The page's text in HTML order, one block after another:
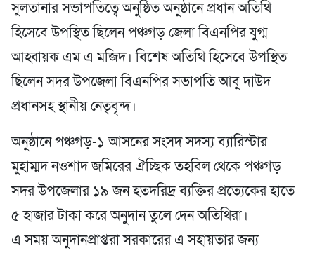
সুলতানার সভাপতিত্বে অনুষ্ঠিত অনুষ্ঠানে প্রধান অতিথি
হিসেবে উপস্থিত ছিলেন পঞ্চগড় জেলা বিএনপির যুগ্ম
আহ্বায়ক এম এ মজিদ। বিশেষ অতিথি হিসেবে উপস্থিত
ছিলেন সদর উপজেলা বিএনপির সভাপতি আবু দাউদ
প্রধানসহ স্থানীয় নেতৃবৃন্দ।
অনুষ্ঠানে পঞ্চগড়-১ আসনের সংসদ সদস্য ব্যারিস্টার
মুহাম্মদ নওশাদ জমিরের ঐচ্ছিক তহবিল থেকে পঞ্চগড়
সদর উপজেলার ১৯ জন হতদরিদ্র ব্যক্তির প্রত্যেকের হাতে
৫ হাজার টাকা করে অনুদান তুলে দেন অতিথিরা।
এ সময় অনুদানপ্রাপ্তরা সরকারের এ সহায়তার জন্য